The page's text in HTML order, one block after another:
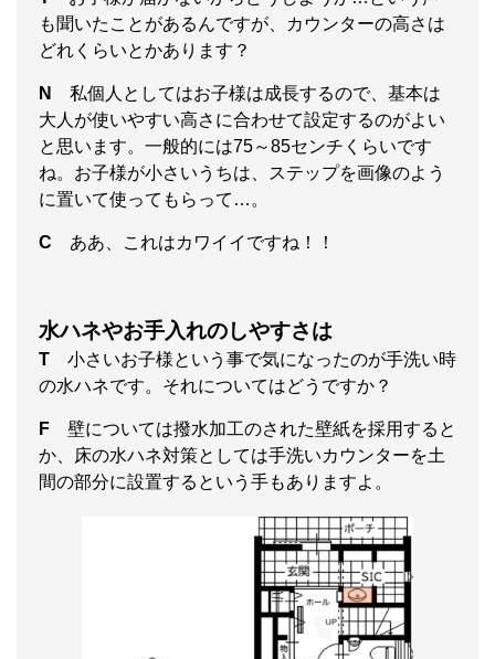
も聞いたことがあるんですが、カウンターの高さは
どれくらいとかあります？
N
私個人としてはお子様は成長するので、基本は
大人が使いやすい高さに合わせて設定するのがよい
と思います。一般的には75～85センチくらいです
ね。お子様が小さいうちは、ステップを画像のよう
に置いて使ってもらって…。
C ああ、これはカワイイですね！！
水ハネやお手入れのしやすさは
T 小さいお子様という事で気になったのが手洗い時
の水ハネです。それについてはどうですか？
F 壁については撥水加工のされた壁紙を採用すると
か、床の水ハネ対策としては手洗いカウンターを土
間の部分に設置するという手もありますよ。